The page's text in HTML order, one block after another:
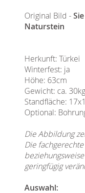
Original Bild -
Naturstein
Herkunft: Türkei
Winterfest: ja
Höhe: 63cm
Gewicht: ca. 30kg
Standfläche:
Optional:
Die Abbildung
Die
geringfügig
Auswahl: